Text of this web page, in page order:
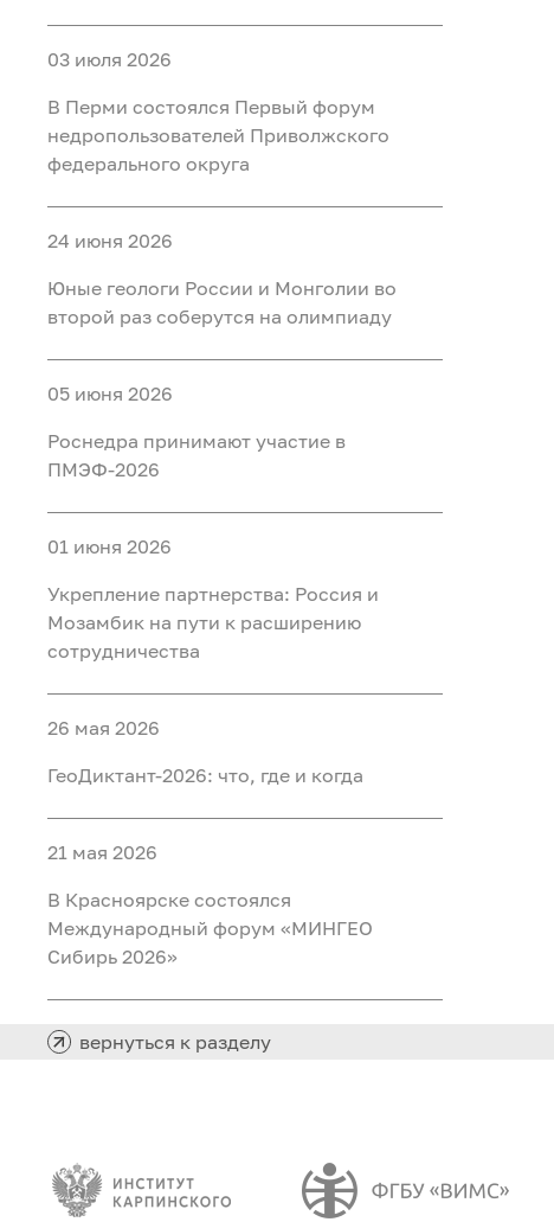
03 июля 2026
В Перми состоялся Первый форум
недропользователей Приволжского
федерального округа
24 июня 2026
Юные геологи России и Монголии во
второй раз соберутся на олимпиаду
05 июня 2026
Роснедра принимают участие в
ПМЭФ-2026
01 июня 2026
Укрепление партнерства: Россия и
Мозамбик на пути к расширению
сотрудничества
26 мая 2026
ГеоДиктант-2026: что, где и когда
21 мая 2026
В Красноярске состоялся
Международный форум «МИНГЕО
Сибирь 2026»
вернуться к разделу